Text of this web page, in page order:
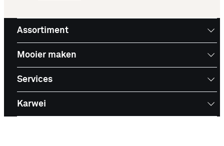
Assortiment
Mooier maken
Services
Karwei